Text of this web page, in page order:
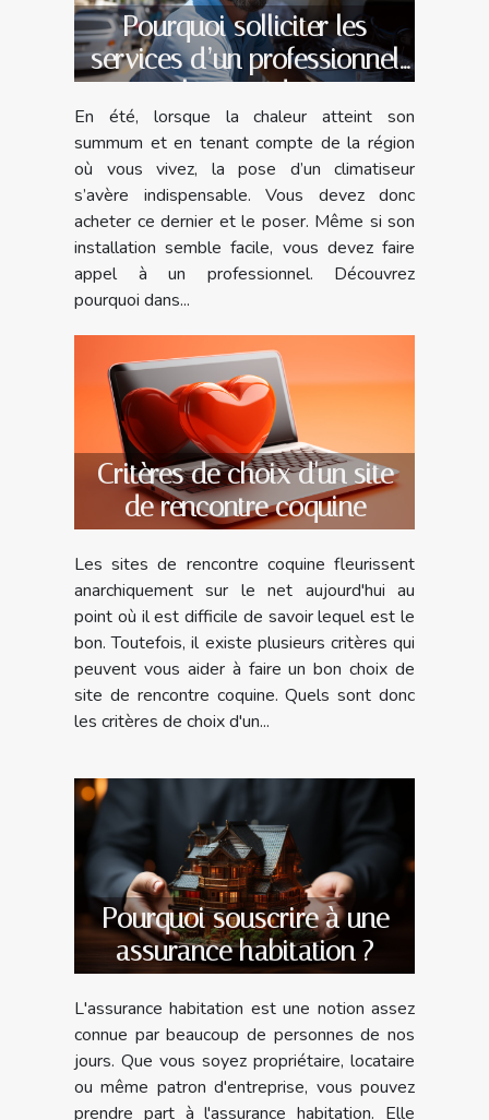
Pourquoi solliciter les
services d’un professionnel
pour la pose de votre
climatiseur ?
En été, lorsque la chaleur atteint son
summum et en tenant compte de la région
où vous vivez, la pose d’un climatiseur
s’avère indispensable. Vous devez donc
acheter ce dernier et le poser. Même si son
installation semble facile, vous devez faire
appel à un professionnel. Découvrez
pourquoi dans...
Critères de choix d'un site
de rencontre coquine
Les sites de rencontre coquine fleurissent
anarchiquement sur le net aujourd'hui au
point où il est difficile de savoir lequel est le
bon. Toutefois, il existe plusieurs critères qui
peuvent vous aider à faire un bon choix de
site de rencontre coquine. Quels sont donc
les critères de choix d'un...
Pourquoi souscrire à une
assurance habitation ?
L'assurance habitation est une notion assez
connue par beaucoup de personnes de nos
jours. Que vous soyez propriétaire, locataire
ou même patron d'entreprise, vous pouvez
prendre part à l'assurance habitation. Elle